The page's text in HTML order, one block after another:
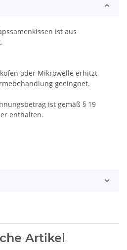
ist aus
oder Mikrowelle erhitzt
geeingnet.
ist gemäß § 19
enthalten.
Artikel